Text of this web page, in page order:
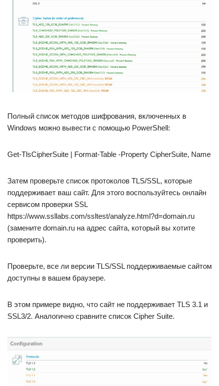
Полный список методов шифрования, включенных в
Windows можно вывести с помощью PowerShell:
Get-TlsCipherSuite | Format-Table -Property CipherSuite, Name
Затем проверьте список протоколов TLS/SSL, которые
поддерживает ваш сайт. Для этого воспользуйтесь онлайн
сервисом проверки SSL
https://www.ssllabs.com/ssltest/analyze.html?d=domain.ru
(замените domain.ru на адрес сайта, который вы хотите
проверить).
Проверьте, все ли версии TLS/SSL поддерживаемые сайтом
доступны в вашем браузере.
В этом примере видно, что сайт не поддерживает TLS 3.1 и
SSL3/2. Аналогично сравните список Cipher Suite.